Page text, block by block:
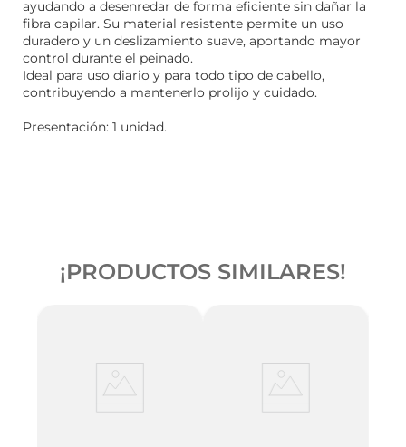
ayudando a desenredar de forma eficiente sin dañar la
fibra capilar. Su material resistente permite un uso
duradero y un deslizamiento suave, aportando mayor
control durante el peinado.
Ideal para uso diario y para todo tipo de cabello,
contribuyendo a mantenerlo prolijo y cuidado.
Presentación: 1 unidad.
¡PRODUCTOS SIMILARES!